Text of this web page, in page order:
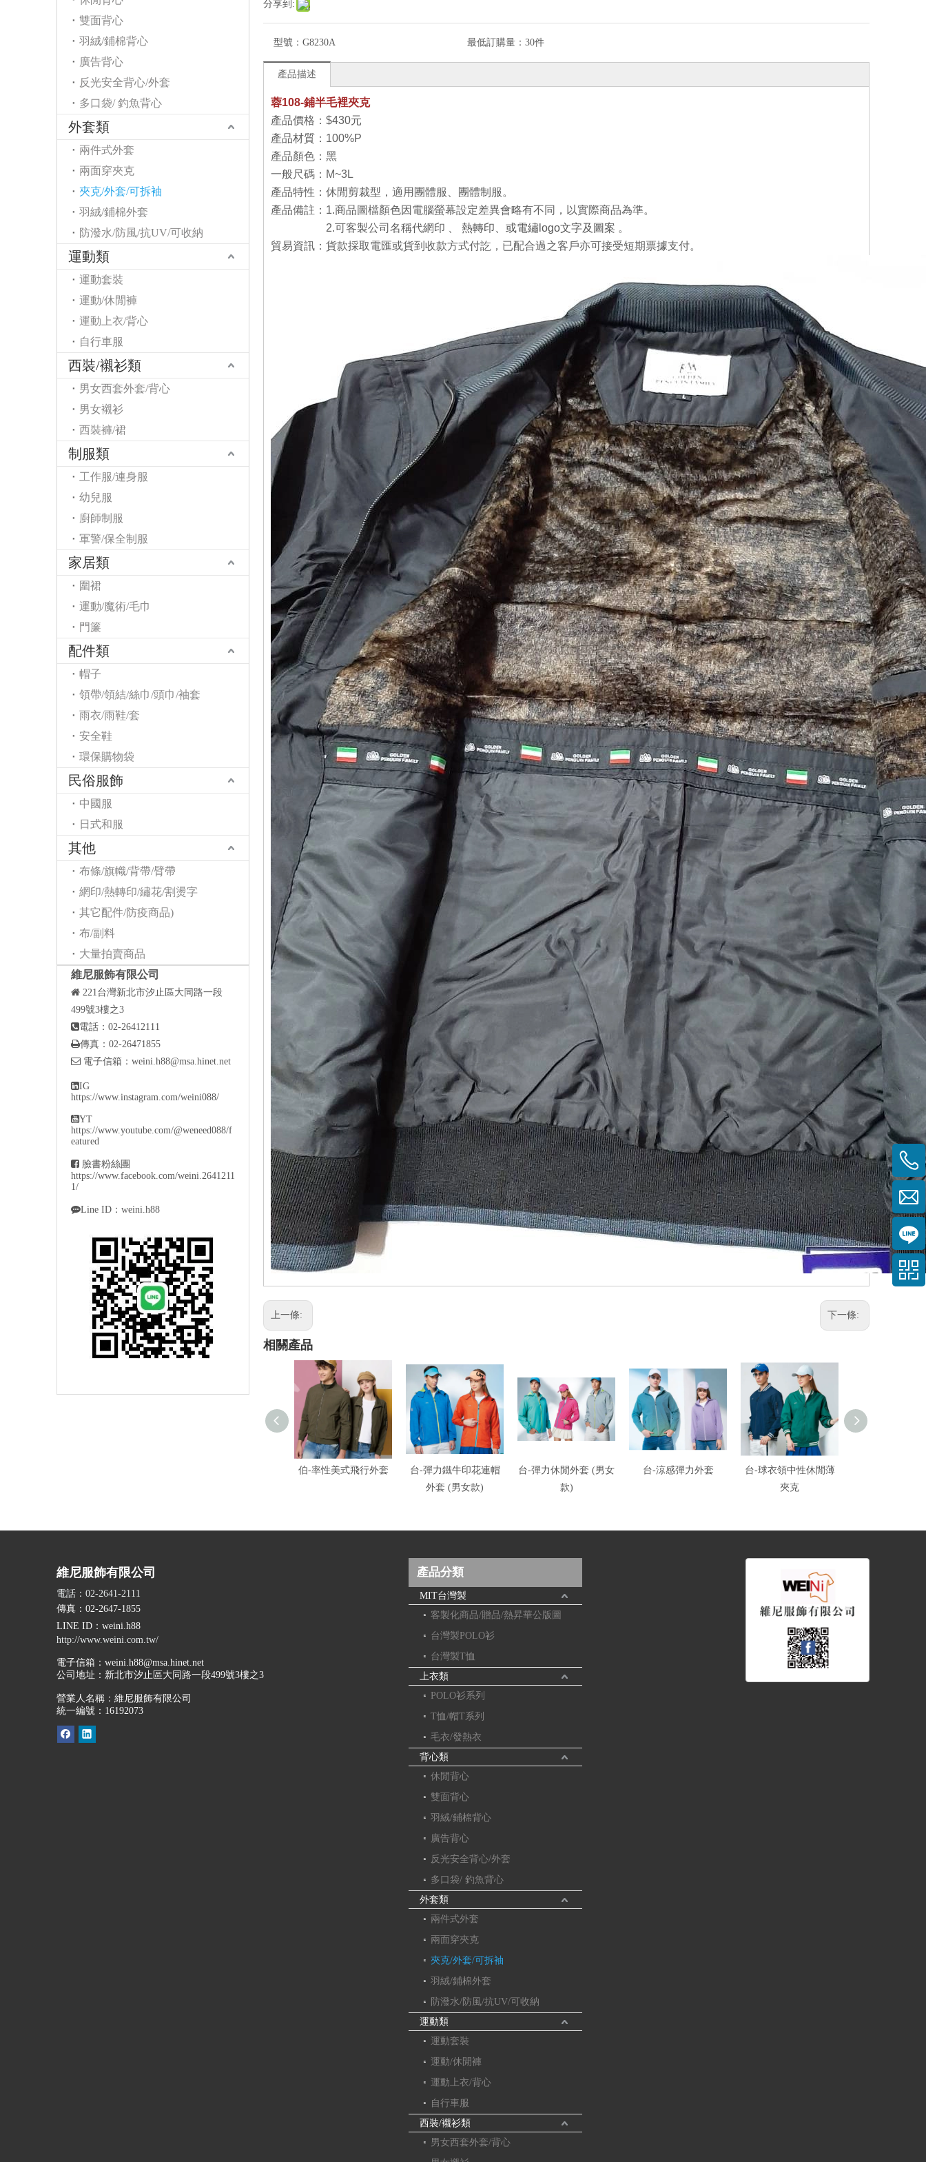
雙面背心
羽絨/鋪棉背心
廣告背心
反光安全背心/外套
多口袋/ 釣魚背心
外套類
兩件式外套
兩面穿夾克
夾克/外套/可拆袖
羽絨/鋪棉外套
防潑水/防風/抗UV/可收納
運動類
運動套裝
運動/休閒褲
運動上衣/背心
自行車服
西裝/襯衫類
男女西套外套/背心
男女襯衫
西裝褲/裙
制服類
工作服/連身服
幼兒服
廚師制服
軍警/保全制服
家居類
圍裙
運動/魔術/毛巾
門簾
配件類
帽子
領帶/領結/絲巾/頭巾/袖套
雨衣/雨鞋/套
安全鞋
環保購物袋
民俗服飾
中國服
日式和服
其他
布條/旗幟/背帶/臂帶
網印/熱轉印/繡花/割燙字
其它配件/防疫商品)
布/副料
大量拍賣商品
維尼服飾有限公司
 221台灣新北市汐止區大同路一段
499號3樓之3
電話：02-26412111
傳真：02-26471855
 電子信箱： weini.h88@msa.hinet.net
IG
https://www.instagram.com/weini088/
YT
https://www.youtube.com/@weneed088/f
eatured
 臉書粉絲團
https://www.facebook.com/weini.2641211
1/
Line ID：weini.h88
分享到:
型號： G8230A 最低訂購量： 30件
產品描述
蓉108-鋪半毛裡夾克
產品價格：$430元
產品材質 ：100%P
產品顏色 ：黑
一般尺碼：M~3L
產品特性 ： 休閒剪裁型 ， 適用團體服、團體制服。
產品備註：1.商品圖檔顏色因電腦螢幕設定差異會略有不同，以實際商品為準。
2.可客製公司名稱代網印
熱轉印、或電繡logo文字及圖案 。
貿易資訊：貨款採取電匯或貨到收款方式付訖，已配合過之客戶亦可接受短期票據支付。
上一條: 下一條:
相關產品
伯-率性美式飛行外套
台-彈力鐵牛印花連帽
外套 (男女款)
台-彈力休閒外套 (男女
款)
台-涼感彈力外套
台-球衣領中性休閒薄
夾克
維尼服飾有限公司
電話：02-2641-2111
傳真：02-2647-1855
LINE ID ：weini.h88
http://www.weini.com.tw/
電子信箱： weini.h88@msa.hinet.net
公司地址： 新北市汐止區大同路一段499號3樓之3
營業人名稱：維尼服飾有限公司
統一編號：16192073
產品分類
MIT台灣製
客製化商品/贈品/熱昇華公版圖
台灣製POLO衫
台灣製T恤
上衣類
POLO衫系列
T恤/帽T系列
毛衣/發熱衣
背心類
休閒背心
雙面背心
羽絨/鋪棉背心
廣告背心
反光安全背心/外套
多口袋/ 釣魚背心
外套類
兩件式外套
兩面穿夾克
夾克/外套/可拆袖
羽絨/鋪棉外套
防潑水/防風/抗UV/可收納
運動類
運動套裝
運動/休閒褲
運動上衣/背心
自行車服
西裝/襯衫類
男女西套外套/背心